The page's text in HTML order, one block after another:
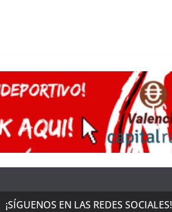
¡SÍGUENOS EN LAS REDES SOCIALES!